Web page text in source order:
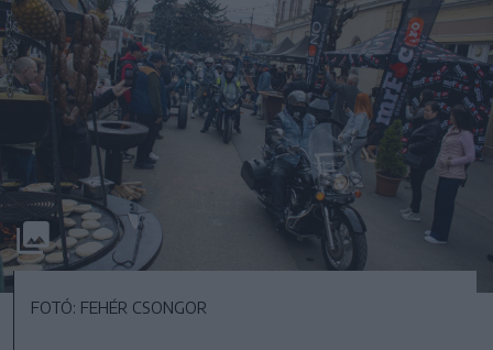
FOTÓ: FEHÉR CSONGOR